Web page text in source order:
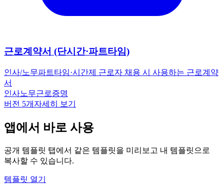
근로계약서 (단시간·파트타임)
인사/노무파트타임·시간제 근로자 채용 시 사용하는 근로계약
서
인사노무근로증명
버전 5개 자세히 보기
앱에서 바로 사용
공개 템플릿 탭에서 같은 템플릿을 미리보고 내 템플릿으로
복사할 수 있습니다.
템플릿 열기